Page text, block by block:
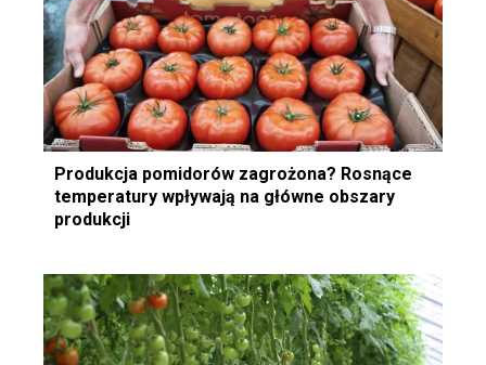
Produkcja pomidorów zagrożona? Rosnące
temperatury wpływają na główne obszary
produkcji